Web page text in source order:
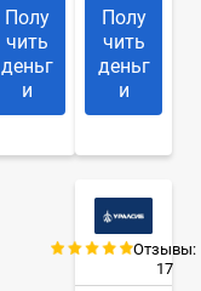
Полу
чить
деньг
и
Полу
чить
деньг
и
Отзывы:
17